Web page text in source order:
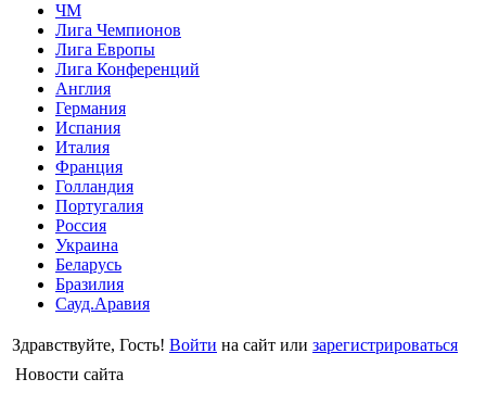
ЧМ
Лига Чемпионов
Лига Европы
Лига Конференций
Англия
Германия
Испания
Италия
Франция
Голландия
Португалия
Россия
Украина
Беларусь
Бразилия
Сауд.Аравия
Здравствуйте, Гость! Войти на сайт или зарегистрироваться
Новости сайта